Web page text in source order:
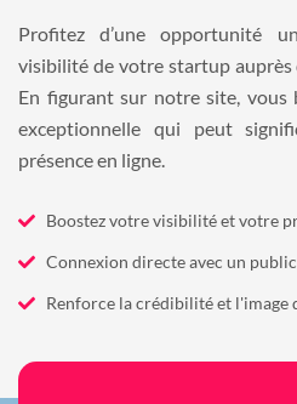
Profitez d’une opportunité
visibilité de votre startup auprès
En figurant sur notre site, vous
exceptionnelle qui peut
présence en ligne.
Boostez votre visibilité et votre
Connexion directe avec un
Renforce la crédibilité et l'image